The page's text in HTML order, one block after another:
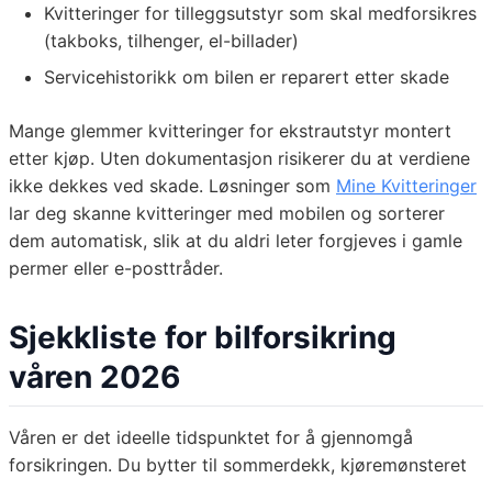
Kvitteringer for tilleggsutstyr som skal medforsikres
(takboks, tilhenger, el-billader)
Servicehistorikk om bilen er reparert etter skade
Mange glemmer kvitteringer for ekstrautstyr montert
etter kjøp. Uten dokumentasjon risikerer du at verdiene
ikke dekkes ved skade. Løsninger som Mine Kvitteringer
lar deg skanne kvitteringer med mobilen og sorterer
dem automatisk, slik at du aldri leter forgjeves i gamle
permer eller e-posttråder.
Sjekkliste for bilforsikring
våren 2026
Våren er det ideelle tidspunktet for å gjennomgå
forsikringen. Du bytter til sommerdekk, kjøremønsteret